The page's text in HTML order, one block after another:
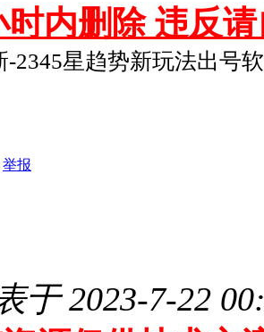
时内删除 违反
-2345星趋势新玩法出号
举报
于 2023-7-22